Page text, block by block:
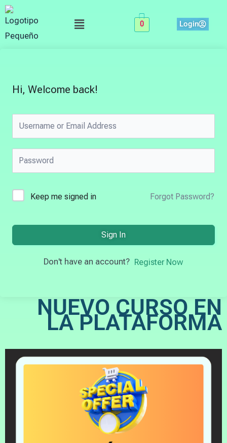
Skip
to
content
Menu 0 Login
Hi, Welcome back!
Keep me signed in Forgot Password?
Sign In
Don't have an account? Register Now
NUEVO CURSO EN
LA PLATAFORMA